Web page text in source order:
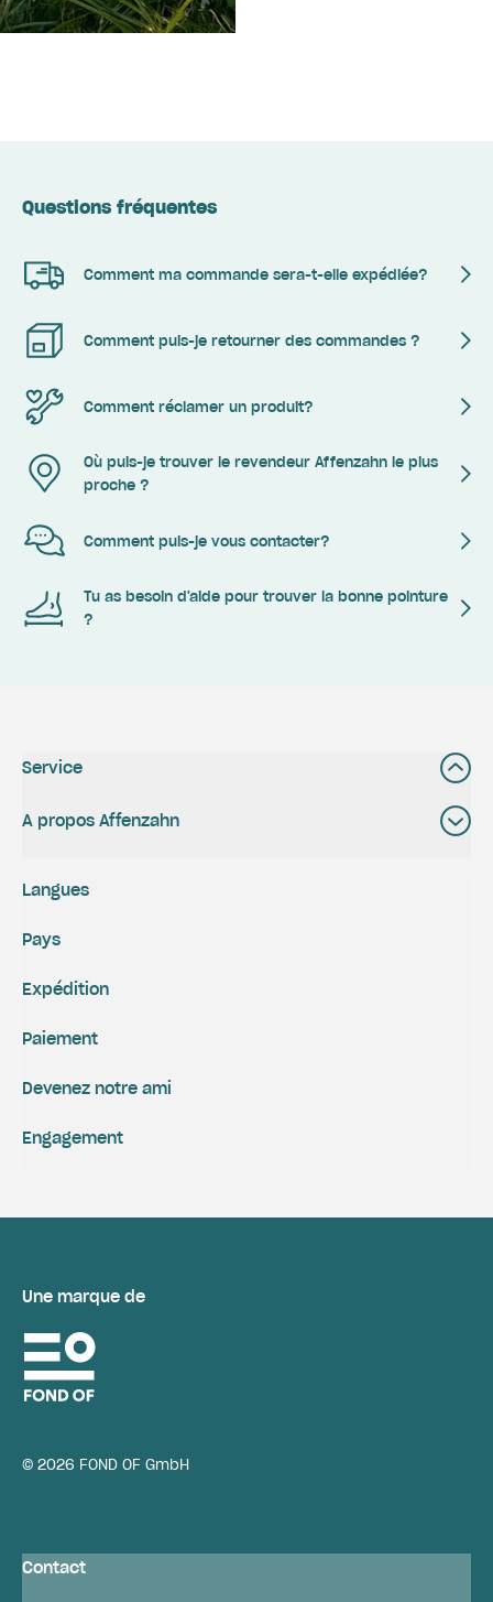
Questions fréquentes
Comment ma commande sera-t-elle expédiée?
Comment puis-je retourner des commandes ?
Comment réclamer un produit?
Où puis-je trouver le revendeur Affenzahn le plus
proche ?
Comment puis-je vous contacter?
Tu as besoin d'aide pour trouver la bonne pointure
?
Service
A propos Affenzahn
Expédition
Paiement
Engagement
Devenez notre ami
Langues
Pays
Une marque de
© 2026 FOND OF GmbH
Contact